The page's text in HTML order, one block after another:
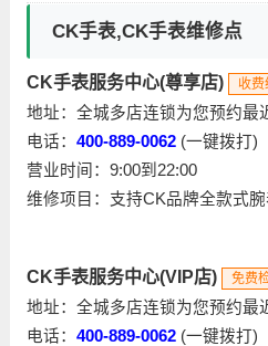
CK手表,CK手表维修点
CK手表服务中心(尊享店) 收费
地址：全城多店连锁为您预约最
电话： 400-889-0062(一键拨打)
营业时间：9:00到22:00
维修项目：支持CK品牌全款式
CK手表服务中心(VIP店) 免费
地址：全城多店连锁为您预约最
电话： 400-889-0062(一键拨打)